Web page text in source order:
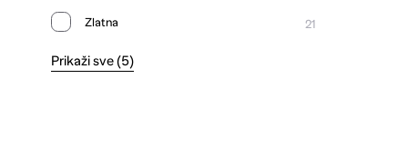
Zlatna 21
Prikaži sve (5)